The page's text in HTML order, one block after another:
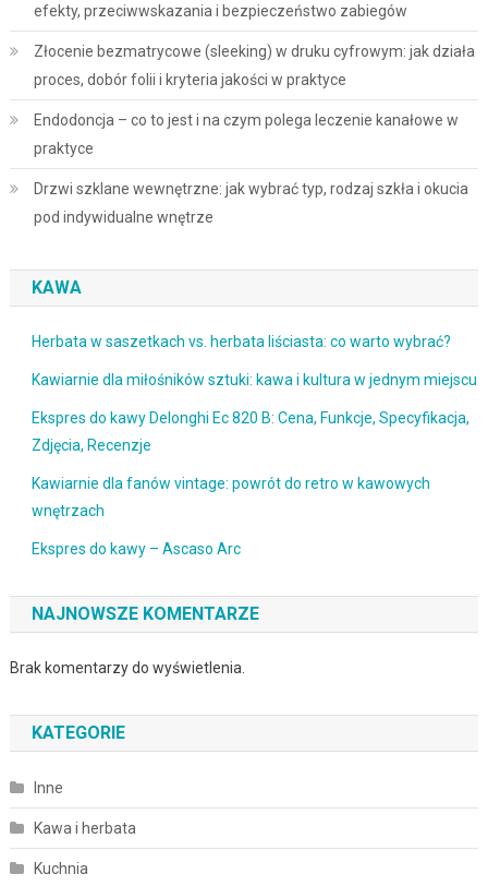
efekty, przeciwwskazania i bezpieczeństwo zabiegów
Złocenie bezmatrycowe (sleeking) w druku cyfrowym: jak działa
proces, dobór folii i kryteria jakości w praktyce
Endodoncja – co to jest i na czym polega leczenie kanałowe w
praktyce
Drzwi szklane wewnętrzne: jak wybrać typ, rodzaj szkła i okucia
pod indywidualne wnętrze
KAWA
Herbata w saszetkach vs. herbata liściasta: co warto wybrać?
Kawiarnie dla miłośników sztuki: kawa i kultura w jednym miejscu
Ekspres do kawy Delonghi Ec 820 B: Cena, Funkcje, Specyfikacja,
Zdjęcia, Recenzje
Kawiarnie dla fanów vintage: powrót do retro w kawowych
wnętrzach
Ekspres do kawy – Ascaso Arc
NAJNOWSZE KOMENTARZE
Brak komentarzy do wyświetlenia.
KATEGORIE
Inne
Kawa i herbata
Kuchnia